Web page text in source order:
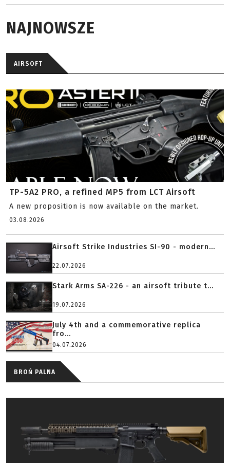
NAJNOWSZE
AIRSOFT
TP-5A2 PRO, a refined MP5 from LCT Airsoft
A new proposition is now available on the market.
03.08.2026
Airsoft Strike Industries SI-90 - modern...
22.07.2026
Stark Arms SA-226 - an airsoft tribute t...
19.07.2026
July 4th and a commemorative replica
fro...
04.07.2026
BROŃ PALNA